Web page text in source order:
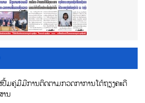
ປື້ມຄູ່ມືມີການຕິດຕາມກວດກາການໂຕ້ຖຽງຄະດີ
ານ